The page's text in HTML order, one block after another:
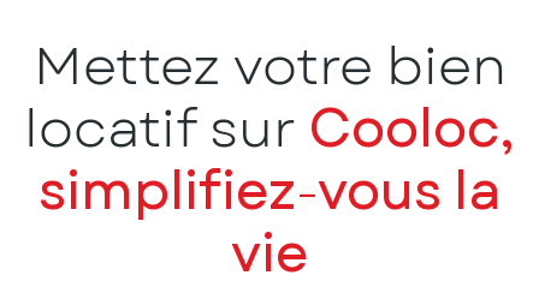
Mettez votre bien
locatif sur Cooloc,
simplifiez-vous la
vie